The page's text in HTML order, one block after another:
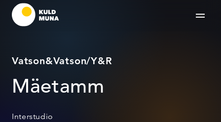
Vatson&Vatson/Y&R
Mäetamm
Interstudio